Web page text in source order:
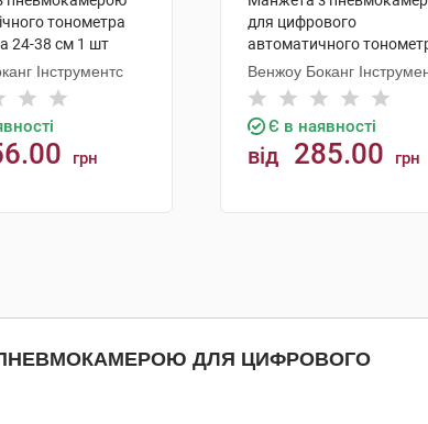
тонометра
24-38 см 1 шт
Інструментс
грн
для цифрового
автоматичного
стандартна 22-32 см 1
Венжоу Боканг
Є в наявності
від 285.00 грн
ПНЕВМОКАМЕРОЮ ДЛЯ ЦИФРОВОГО